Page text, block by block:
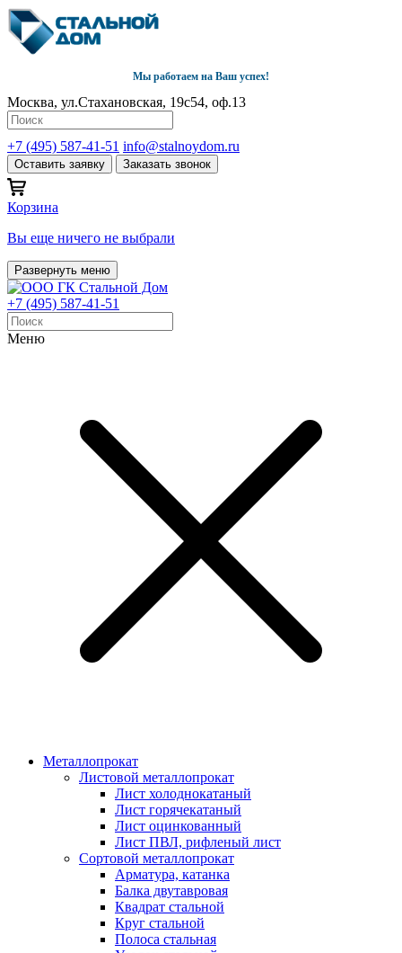
Мы работаем на Ваш успех!
Москва, ул.Стахановская, 19с54, оф.13
+7 (495) 587-41-51 info@stalnoydom.ru
Оставить заявку Заказать звонок
Корзина
Вы еще ничего не выбрали
Развернуть меню
+7 (495) 587-41-51
Меню
Металлопрокат
Листовой металлопрокат
Лист холоднокатаный
Лист горячекатаный
Лист оцинкованный
Лист ПВЛ, рифленый лист
Сортовой металлопрокат
Арматура, катанка
Балка двутавровая
Квадрат стальной
Круг стальной
Полоса стальная